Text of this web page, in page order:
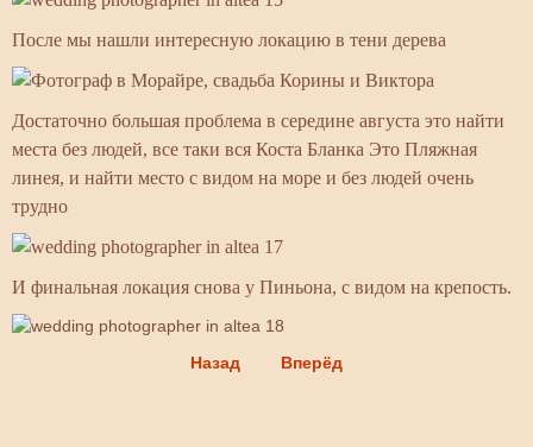
После мы нашли интересную локацию в тени дерева
Достаточно большая проблема в середине августа это найти
места без людей, все таки вся Коста Бланка Это Пляжная
линея, и найти место с видом на море и без людей очень
трудно
И финальная локация снова у Пиньона, с видом на крепость.
Назад Вперёд